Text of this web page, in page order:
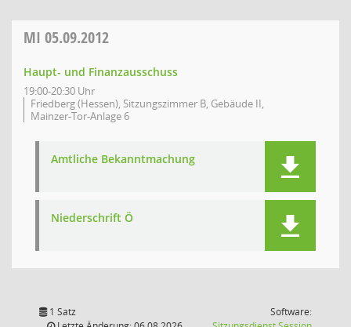
MI 05.09.2012
Haupt- und Finanzausschuss
19:00-20:30 Uhr
Friedberg (Hessen), Sitzungszimmer B, Gebäude II,
Mainzer-Tor-Anlage 6
Amtliche Bekanntmachung
Niederschrift Ö
1 Satz
Software: